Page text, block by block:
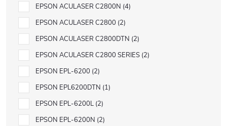
EPSON ACULASER C2800N 4
EPSON ACULASER C2800 2
EPSON ACULASER C2800DTN 2
EPSON ACULASER C2800 SERIES 2
EPSON EPL-6200 2
EPSON EPL6200DTN 1
EPSON EPL-6200L 2
EPSON EPL-6200N 2